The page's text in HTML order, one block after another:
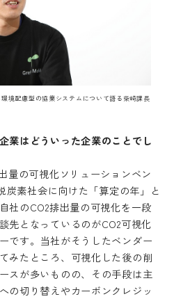
境配慮型の協業システム について語る柴崎課長
はどういった企業のことでし
量の可視化ソリューションベン
炭素社会に向けた「算定の年」と
社のCO2排出量の可視化を一段
先となっているのがCO2可視化
です。当社がそうしたベンダー
みたところ、可視化した後の削
スが多いものの、その手段は主
の切り替えやカーボンクレジッ